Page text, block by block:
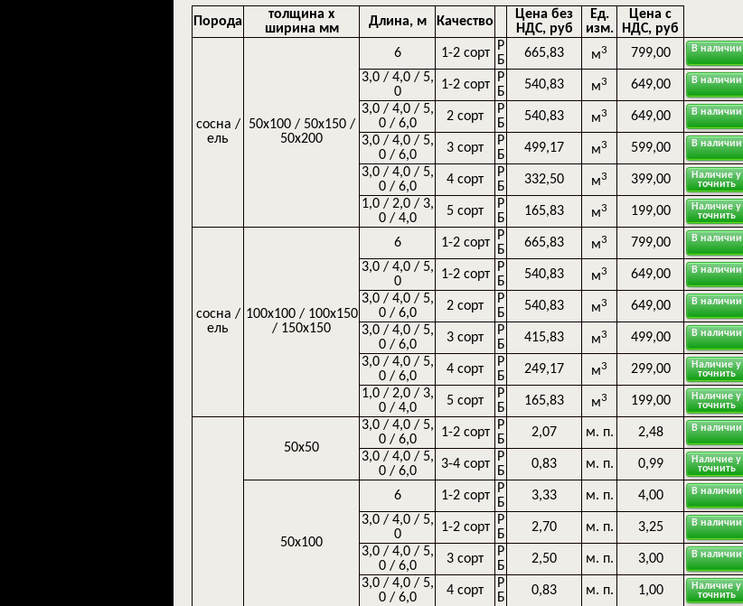
Порода
толщина х
ширина мм
Длина, м Качество
Цена без
НДС, руб
Ед.
изм.
Цена с
НДС, руб
сосна /
ель
50х100 / 50х150 /
50х200
6 1-2 сорт
Р
Б
665,83 м3 799,00 В наличии
3,0 / 4,0 / 5,
0
1-2 сорт
Р
Б
540,83 м3 649,00 В наличии
3,0 / 4,0 / 5,
0 / 6,0
2 сорт
Р
Б
540,83 м3 649,00 В наличии
3,0 / 4,0 / 5,
0 / 6,0
3 сорт
Р
Б
499,17 м3 599,00 В наличии
3,0 / 4,0 / 5,
0 / 6,0
4 сорт
Р
Б
332,50 м3 399,00
Наличие у
точнить
1,0 / 2,0 / 3,
0 / 4,0
5 сорт
Р
Б
165,83 м3 199,00
Наличие у
точнить
сосна /
ель
100х100 / 100х150
/ 150х150
6 1-2 сорт
Р
Б
665,83 м3 799,00 В наличии
3,0 / 4,0 / 5,
0
1-2 сорт
Р
Б
540,83 м3 649,00 В наличии
3,0 / 4,0 / 5,
0 / 6,0
2 сорт
Р
Б
540,83 м3 649,00 В наличии
3,0 / 4,0 / 5,
0 / 6,0
3 сорт
Р
Б
415,83 м3 499,00 В наличии
3,0 / 4,0 / 5,
0 / 6,0
4 сорт
Р
Б
249,17 м3 299,00
Наличие у
точнить
1,0 / 2,0 / 3,
0 / 4,0
5 сорт
Р
Б
165,83 м3 199,00
Наличие у
точнить
50х50
3,0 / 4,0 / 5,
0 / 6,0
1-2 сорт
Р
Б
2,07 м. п. 2,48 В наличии
3,0 / 4,0 / 5,
0 / 6,0
3-4 сорт
Р
Б
0,83 м. п. 0,99
Наличие у
точнить
50х100
6 1-2 сорт
Р
Б
3,33 м. п. 4,00 В наличии
3,0 / 4,0 / 5,
0
1-2 сорт
Р
Б
2,70 м. п. 3,25 В наличии
3,0 / 4,0 / 5,
0 / 6,0
3 сорт
Р
Б
2,50 м. п. 3,00 В наличии
3,0 / 4,0 / 5,
0 / 6,0
4 сорт
Р
Б
0,83 м. п. 1,00
Наличие у
точнить